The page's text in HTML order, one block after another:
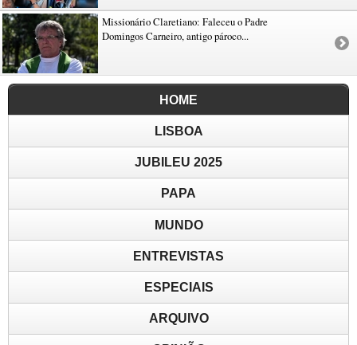
Missionário Claretiano: Faleceu o Padre
Domingos Carneiro, antigo pároco...
HOME
LISBOA
JUBILEU 2025
PAPA
MUNDO
ENTREVISTAS
ESPECIAIS
ARQUIVO